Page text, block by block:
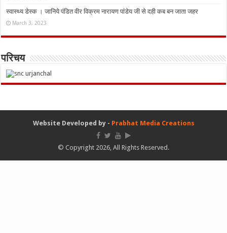
स्वास्थ्य डेस्क । जानिये पंडित वीर विक्रम नारायण पांडेय जी से दही कब बन जाता जहर
March 3, 2023
परिचय
Website Developed by - Prabhat Media Creations
© Copyright 2026, All Rights Reserved.